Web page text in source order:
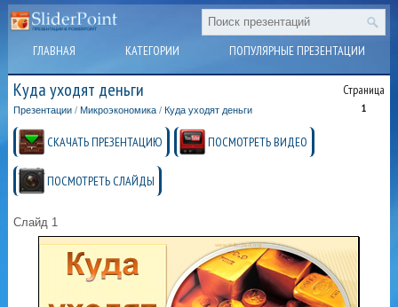
ГЛАВНАЯ КАТЕГОРИИ ПОПУЛЯРНЫЕ ПРЕЗЕНТАЦИИ
Куда уходят деньги Страница
1
Презентации / Микроэкономика / Куда уходят деньги
СКАЧАТЬ ПРЕЗЕНТАЦИЮ ПОСМОТРЕТЬ ВИДЕО
ПОСМОТРЕТЬ СЛАЙДЫ
Слайд 1